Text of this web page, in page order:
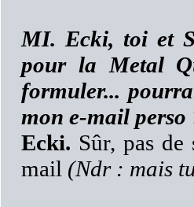
MI. Ecki, toi et
pour la Metal
formuler...
mon e-mail
Ecki. Sûr, pas
mail (Ndr : mais